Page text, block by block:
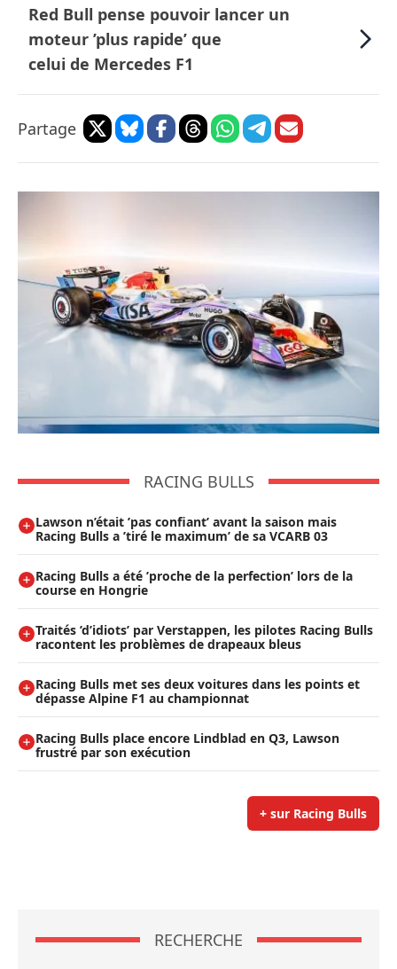
Red Bull pense pouvoir lancer un
moteur ’plus rapide’ que
celui de Mercedes F1
Partage
RACING BULLS
Lawson n’était ’pas confiant’ avant la saison mais
Racing Bulls a ’tiré le maximum’ de sa VCARB 03
Racing Bulls a été ’proche de la perfection’ lors de la
course en Hongrie
Traités ’d’idiots’ par Verstappen, les pilotes Racing Bulls
racontent les problèmes de drapeaux bleus
Racing Bulls met ses deux voitures dans les points et
dépasse Alpine F1 au championnat
Racing Bulls place encore Lindblad en Q3, Lawson
frustré par son exécution
+ sur Racing Bulls
RECHERCHE